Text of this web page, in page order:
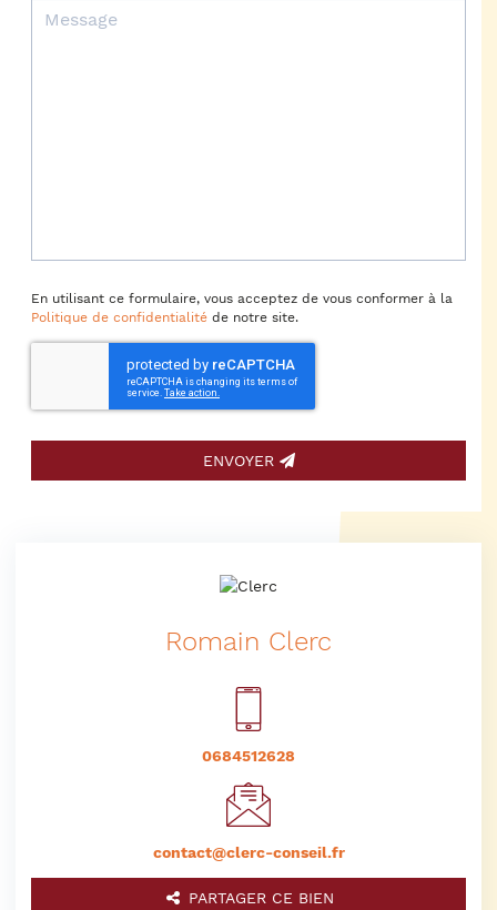
En utilisant ce formulaire, vous acceptez de vous conformer à la
Politique de confidentialité de notre site.
ENVOYER
Romain Clerc
0684512628
contact@clerc-conseil.fr
PARTAGER CE BIEN